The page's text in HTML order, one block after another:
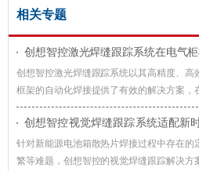
相关专题
创想智控激光焊缝跟踪系统在电气
创想智控激光焊缝跟踪系统以其高精度、
框架的自动化焊接提供了有效的解决方案，
低了生产成本，提升了企业的竞争力。
创想智控视觉焊缝跟踪系统适配新
箱散热片焊接智能化升级
针对新能源电池箱散热片焊接过程中存在的
繁等难题，创想智控的视觉焊缝跟踪解决方